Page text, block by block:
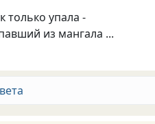
только упала -
из мангала ...